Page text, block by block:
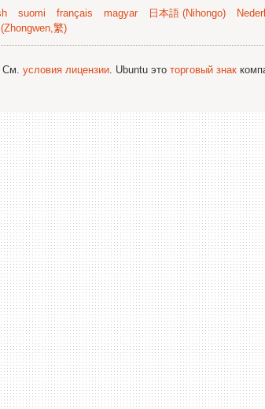
suomi français magyar 日本語 (Nihongo)
繁)
См. условия лицензии. Ubuntu это торговый знак